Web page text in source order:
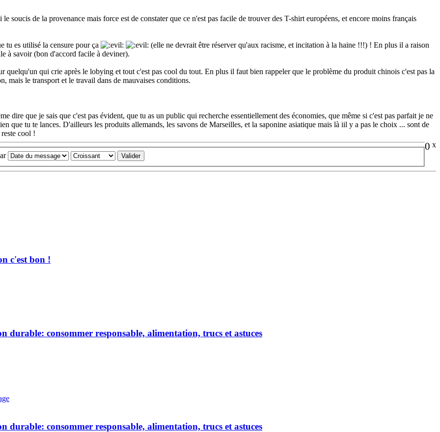
soucis de la provenance mais force est de constater que ce n'est pas facile de trouver des T-shirt européens, et encore moins français
tu es utilisé la censure pour ça
(elle ne devrait être réserver qu'aux racisme, et incitation à la haine !!!) ! En plus il a raison
à savoir (bon d'accord facile à deviner).
quelqu'un qui crie après le lobying et tout c'est pas cool du tout. En plus il faut bien rappeler que le problème du produit chinois c'est pas la
mais le transport et le travail dans de mauvaises conditions.
dire que je sais que c'est pas évident, que tu as un public qui recherche essentiellement des économies, que même si c'est pas parfait je ne
que tu te lances. D'ailleurs les produits allemands, les savons de Marseilles, et la saponine asiatique mais là iil y a pas le choix ... sont de
cool !
0 x
c'est bon !
durable: consommer responsable, alimentation, trucs et astuces
durable: consommer responsable, alimentation, trucs et astuces